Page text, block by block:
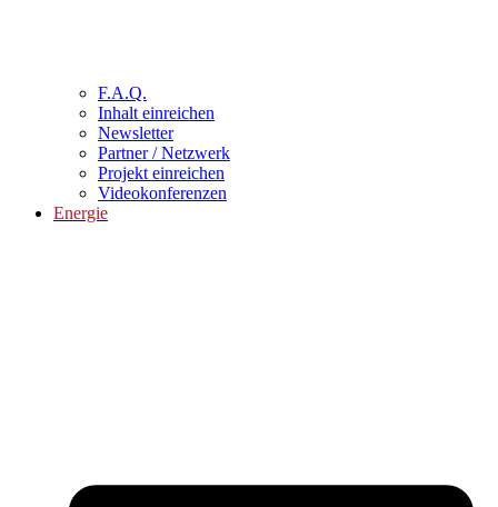
F.A.Q.
Inhalt einreichen
Newsletter
Partner / Netzwerk
Projekt einreichen
Videokonferenzen
Energie